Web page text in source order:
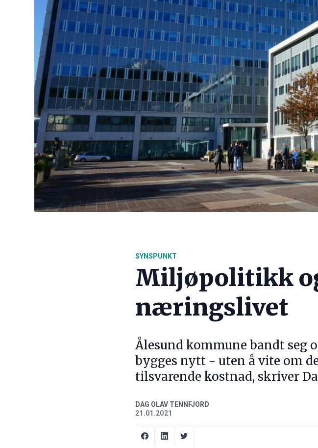
SYNSPUNKT
Miljøpolitikk
næringslivet
Ålesund kommune bandt
bygges nytt - uten å vite om
tilsvarende kostnad, skriver
DAG OLAV TENNFJORD
21.01.2021